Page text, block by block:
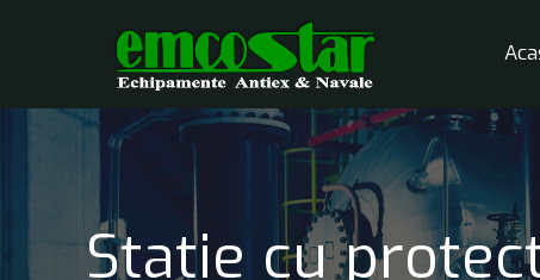
Statie cu